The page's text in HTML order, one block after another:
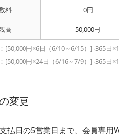
料 0円
高 50,000円
[50,000円×6日（6/10～6/15）]÷365日
[50,000円×24日（6/16～7/9）]÷365日
変更
払日の5営業日まで、会員専